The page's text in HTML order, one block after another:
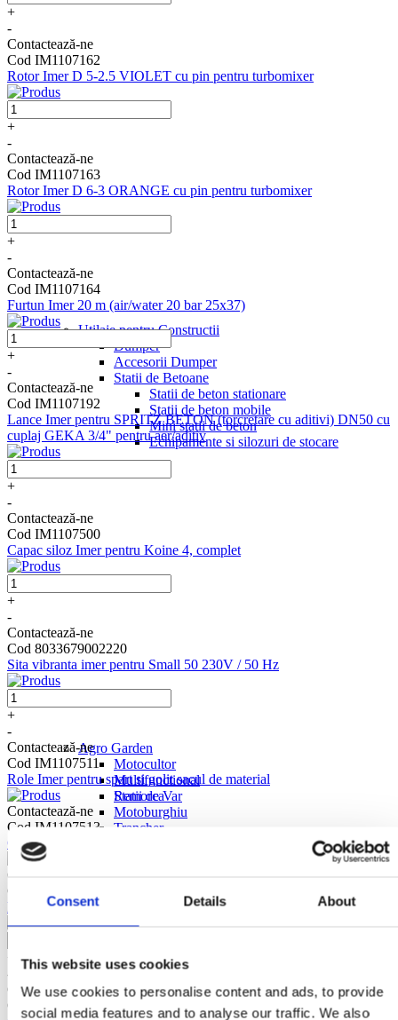
Consent Details About
This website uses cookies
We use cookies to personalise content and ads, to provide
social media features and to analyse our traffic. We also
Utilaje pentru Constructii
Dumper
Accesorii Dumper
Statii de Betoane
Statii de beton stationare
Statii de beton mobile
Mini statii de beton
Echipamente si silozuri de stocare
Statii de Var
Agro Garden
Motocultor
Multifunctional
Remorca
Motoburghiu
Trancher
Accesorii Motocultor
Accesorii Motoburghiu
+
-
Contactează-ne
Cod IM1107162
Rotor Imer D 5-2.5 VIOLET cu pin pentru turbomixer
+
-
Contactează-ne
Cod IM1107163
Rotor Imer D 6-3 ORANGE cu pin pentru turbomixer
+
-
Contactează-ne
Cod IM1107164
Furtun Imer 20 m (air/water 20 bar 25x37)
+
-
Contactează-ne
Cod IM1107192
Lance Imer pentru SPRITZ BETON (torcretare cu aditivi) DN50 cu
cuplaj GEKA 3/4" pentru aer/aditiv
+
-
Contactează-ne
Cod IM1107500
Capac siloz Imer pentru Koine 4, complet
+
-
Contactează-ne
Cod 8033679002220
Sita vibranta imer pentru Small 50 230V / 50 Hz
+
-
Contactează-ne
Cod IM1107511
Role Imer pentru spart si golit sacul de material
Contactează-ne
Cod IM1107513
Capac Imer pentru cuva
Contactează-ne
Cod IM1107515
Kit Imer pentru masura reglaj - control presiune, pentru injectari
-
Contactează-ne
Cod 8033679024314